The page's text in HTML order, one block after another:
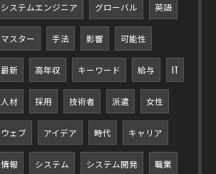
システムエンジニア グローバル 英語
マスター 手法 影響 可能性
最新 高年収 キーワード 給与 IT
人材 採用 技術者 派遣 女性
ウェブ アイデア 時代 キャリア
情報 システム システム開発 職業